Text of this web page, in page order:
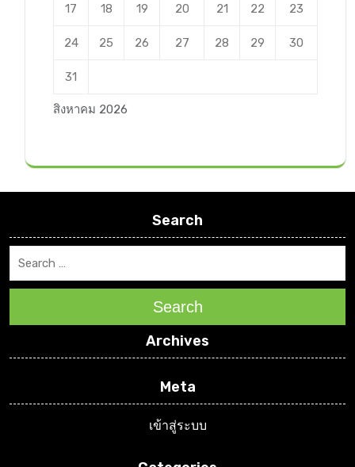
สิงหาคม 2026
17 18 19 20 21 22 23
24 25 26 27 28 29 30
31
Search
Search
Archives
Meta
เข้าสู่ระบบ